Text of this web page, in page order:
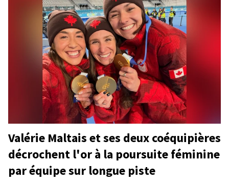
Valérie Maltais et ses deux coéquipières
décrochent l'or à la poursuite féminine
par équipe sur longue piste